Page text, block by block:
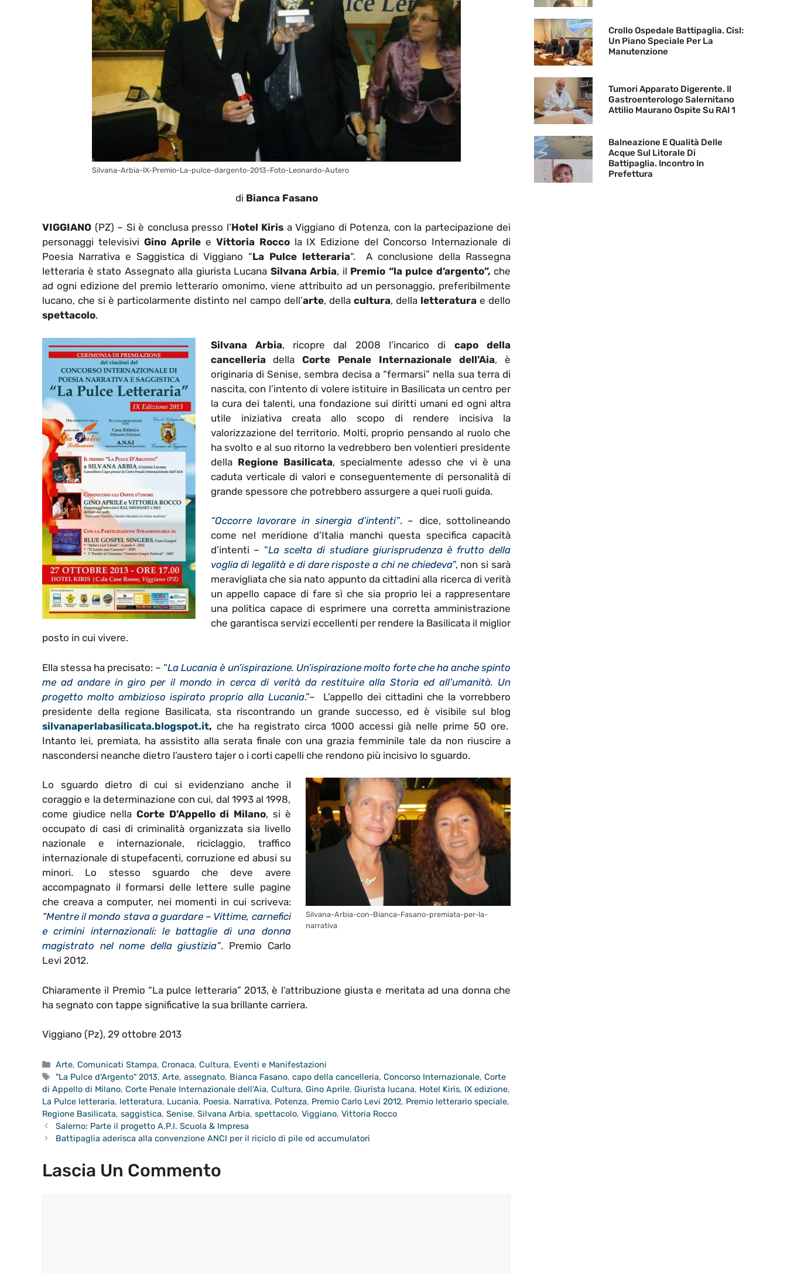
Silvana-Arbia-IX-Premio-La-pulce-dargento-2013-Foto-Leonardo-Autero
di Bianca Fasano
VIGGIANO (PZ) – Si è conclusa presso l’Hotel Kiris a Viggiano di Potenza, con la partecipazione dei
personaggi televisivi Gino Aprilee Vittoria Roccola IX Edizione del Concorso Internazionale di
Poesia Narrativa e Saggistica di Viggiano “La Pulce letteraria“. A conclusione della Rassegna
letteraria è stato Assegnato alla giurista Lucana Silvana Arbia, il Premio “la pulce d’argento”, che
ad ogni edizione del premio letterario omonimo, viene attribuito ad un personaggio, preferibilmente
lucano, che si è particolarmente distinto nel campo dell’arte, della cultura, dellaletteraturae dello
spettacolo.
Silvana Arbia, ricopre dal 2008 l’incarico di capo della
cancelleriadellaCorte Penale Internazionale dell’Aia, è
originaria di Senise, sembra decisa a “fermarsi” nella sua terra di
nascita, con l’intento di volere istituire in Basilicata un centro per
la cura dei talenti, una fondazione sui diritti umani ed ogni altra
utile iniziativa creata allo scopo di rendere incisiva la
valorizzazione del territorio. Molti, proprio pensando al ruolo che
ha svolto e al suo ritorno la vedrebbero ben volentieri presidente
della Regione Basilicata, specialmente adesso che vi è una
caduta verticale di valori e conseguentemente di personalità di
grande spessore che potrebbero assurgere a quei ruoli guida.
“Occorre lavorare in sinergia d’intenti”. – dice, sottolineando
come nel meridione d’Italia manchi questa specifica capacità
d’intenti – “La scelta di studiare giurisprudenza è frutto della
voglia di legalità e di dare risposte a chi ne chiedeva”, non si sarà
meravigliata che sia nato appunto da cittadini alla ricerca di verità
un appello capace di fare sì che sia proprio lei a rappresentare
una politica capace di esprimere una corretta amministrazione
che garantisca servizi eccellenti per rendere la Basilicata il miglior
posto in cui vivere.
Ella stessa ha precisato: – “La Lucania è un’ispirazione. Un’ispirazione molto forte che ha anche spinto
me ad andare in giro per il mondo in cerca di verità da restituire alla Storia ed all’umanità. Un
progetto molto ambizioso ispirato proprio alla Lucania.”– L’appello dei cittadini che la vorrebbero
presidente della regione Basilicata, sta riscontrando un grande successo, ed è visibile sul blog
silvanaperlabasilicata.blogspot.it, che ha registrato circa 1000 accessi già nelle prime 50 ore.
Intanto lei, premiata, ha assistito alla serata finale con una grazia femminile tale da non riuscire a
nascondersi neanche dietro l’austero tajer o i corti capelli che rendono più incisivo lo sguardo.
Silvana-Arbia-con-Bianca-Fasano-premiata-per-la-
narrativa
Lo sguardo dietro di cui si evidenziano anche il
coraggio e la determinazione con cui, dal 1993 al 1998,
come giudice nellaCorte D’Appello di Milano, si è
occupato di casi di criminalità organizzata sia livello
nazionale e internazionale, riciclaggio, traffico
internazionale di stupefacenti, corruzione ed abusi su
minori. Lo stesso sguardo che deve avere
accompagnato il formarsi delle lettere sulle pagine
che creava a computer, nei momenti in cui scriveva:
“Mentre il mondo stava a guardare – Vittime, carnefici
e crimini internazionali: le battaglie di una donna
magistrato nel nome della giustizia”. Premio Carlo
Levi 2012.
Chiaramente il Premio “La pulce letteraria” 2013, è l’attribuzione giusta e meritata ad una donna che
ha segnato con tappe significative la sua brillante carriera.
Viggiano (Pz), 29 ottobre 2013
Categorie
Arte,Comunicati Stampa,Cronaca,Cultura, Eventi e Manifestazioni
Tag
"La Pulce d'Argento" 2013,Arte,assegnato, Bianca Fasano,capo della cancelleria,Concorso Internazionale,Corte
di Appello di Milano, Corte Penale Internazionale dell’Aia, Cultura, Gino Aprile, Giurista lucana, Hotel Kiris, IX edizione,
La Pulce letteraria, letteratura, Lucania, Poesia. Narrativa, Potenza, Premio Carlo Levi 2012, Premio letterario speciale,
Regione Basilicata, saggistica, Senise, Silvana Arbia, spettacolo, Viggiano, Vittoria Rocco
Salerno: Parte il progetto A.P.I. Scuola & Impresa
Battipaglia aderisca alla convenzione ANCI per il riciclo di pile ed accumulatori
Lascia Un Commento
Crollo Ospedale Battipaglia. Cisl:
Un Piano Speciale Per La
Manutenzione
Tumori Apparato Digerente. Il
Gastroenterologo Salernitano
Attilio Maurano Ospite Su RAI 1
Balneazione E Qualità Delle
Acque Sul Litorale Di
Battipaglia. Incontro In
Prefettura